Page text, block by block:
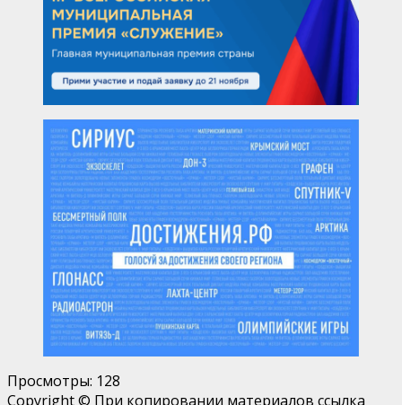
Просмотры: 128
Copyright © При копировании материалов ссылка